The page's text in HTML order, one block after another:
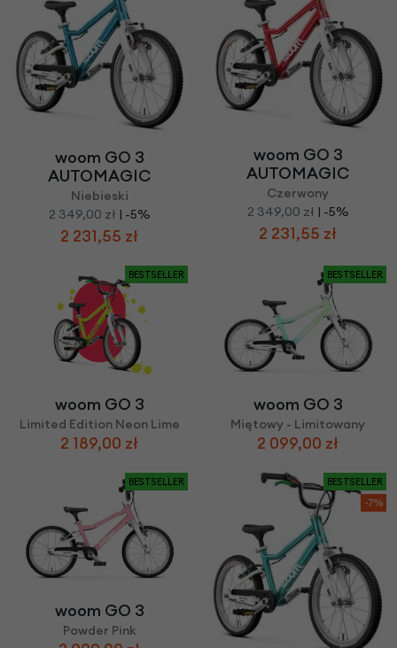
woom GO 3
AUTOMAGIC
Niebieski
2 349,00 zł | -5%
2 231,55 zł
woom GO 3
AUTOMAGIC
Czerwony
2 349,00 zł | -5%
2 231,55 zł
BESTSELLER
woom GO 3
Limited Edition Neon Lime
2 189,00 zł
BESTSELLER
woom GO 3
Miętowy - Limitowany
2 099,00 zł
BESTSELLER
woom GO 3
Powder Pink
BESTSELLER
-7%